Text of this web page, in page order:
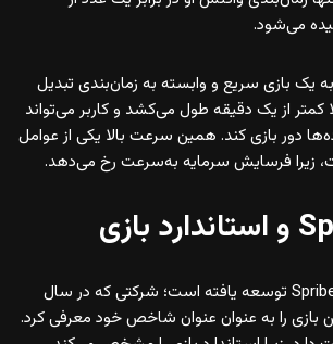
می‌شود.
به یک بازی سریع و وابسته به زمان‌بندی تبدیل
کمتر از یک دقیقه طول می‌کشد و کاربر می‌تواند
دور بازی کند. همین سرعت بالا یکی از عوامل
زیرا فرسایش سرمایه به‌سرعت رخ می‌دهد.
آویاتور توسط شرکت Spribe توسعه یافته است؛ شرکتی که در سال
بازی را به عنوان عنوان شاخص خود معرفی کرد.